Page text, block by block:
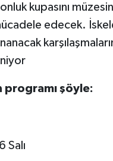
kupasını
edecek.
programı şöyle:
Salı